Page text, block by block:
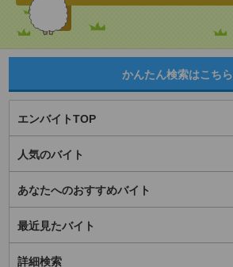
かんたん検索はこちら
エンバイトTOP
人気のバイト
あなたへのおすすめバイト
最近見たバイト
詳細検索